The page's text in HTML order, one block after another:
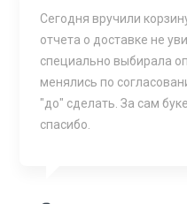
Сегодня вручили
отчета о доставке не
специально выбирала
менялись по
"до" сделать. За сам
спасибо.